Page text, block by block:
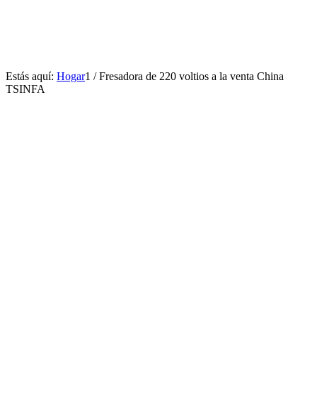
Estás aquí: Hogar1 / Fresadora de 220 voltios a la venta China
TSINFA